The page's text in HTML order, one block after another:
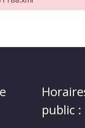
public :